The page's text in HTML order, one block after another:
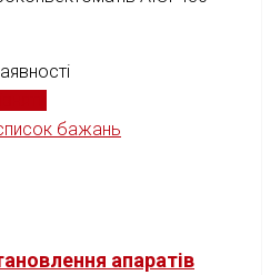
бажань
апаратів